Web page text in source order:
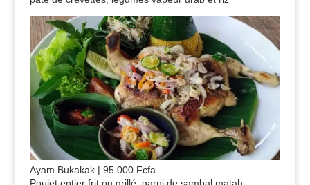
Ayam Bukakak | 95 000 Fcfa